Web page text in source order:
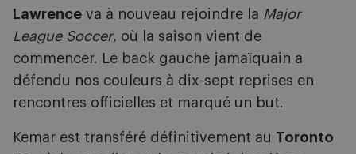
Lawrence va à nouveau rejoindre la Major
League Soccer, où la saison vient de
commencer. Le back gauche jamaïquain a
défendu nos couleurs à dix-sept reprises en
rencontres officielles et marqué un but.
Kemar est transféré définitivement au Toronto